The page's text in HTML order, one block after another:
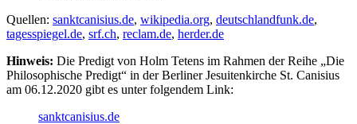
Quellen: sanktcanisius.de, wikipedia.org, deutschlandfunk.de,
tagesspiegel.de, srf.ch, reclam.de, herder.de
Hinweis: Die Predigt von Holm Tetens im Rahmen der Reihe „Die
Philosophische Predigt“ in der Berliner Jesuitenkirche St. Canisius
am 06.12.2020 gibt es unter folgendem Link:
sanktcanisius.de